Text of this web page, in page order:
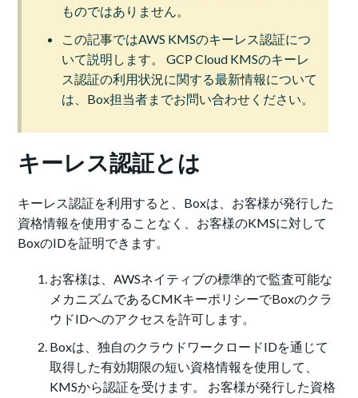
ものではありません。
この記事ではAWS KMSのキーレス認証につ
いて説明します。 GCP Cloud KMSのキーレ
ス認証の利用状況に関する最新情報について
は、Box担当者までお問い合わせください。
キーレス認証とは
キーレス認証を利用すると、Boxは、お客様が発行した
資格情報を使用することなく、お客様のKMSに対して
BoxのIDを証明できます。
お客様は、AWSネイティブの標準的で監査可能な
メカニズムであるCMKキーポリシーでBoxのクラ
ウドIDへのアクセスを許可します。
Boxは、独自のクラウドワークロードIDを通じて
取得した有効期限の短い資格情報を使用して、
KMSから認証を受けます。 お客様が発行した資格